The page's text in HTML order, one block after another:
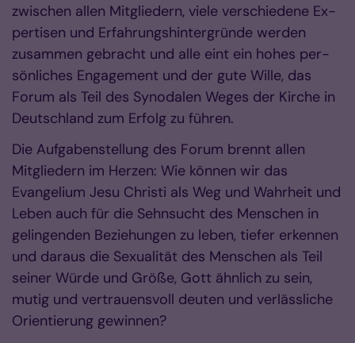
zwischen allen Mitgliedern, viele verschiedene Ex­
pertisen und Erfahrungshintergründe werden
zusammen gebracht und alle eint ein hohes per­
sönliches Engagement und der gute Wille, das
Forum als Teil des Synodalen Weges der Kir­che in
Deutschland zum Erfolg zu führen.
Die Aufgabenstellung des Forum brennt allen
Mitgliedern im Herzen: Wie können wir das
Evangelium Jesu Christi als Weg und Wahrheit und
Leben auch für die Sehnsucht des Men­schen in
gelingenden Beziehungen zu leben, tiefer erkennen
und daraus die Sexualität des Menschen als Teil
seiner Würde und Größe, Gott ähnlich zu sein,
mutig und vertrauensvoll deuten und verlässliche
Orientierung gewinnen?